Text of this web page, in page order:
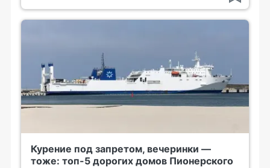
Курение под запретом, вечеринки —
тоже: топ-5 дорогих домов Пионерского